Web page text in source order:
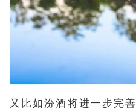
又比如汾酒将进一步完